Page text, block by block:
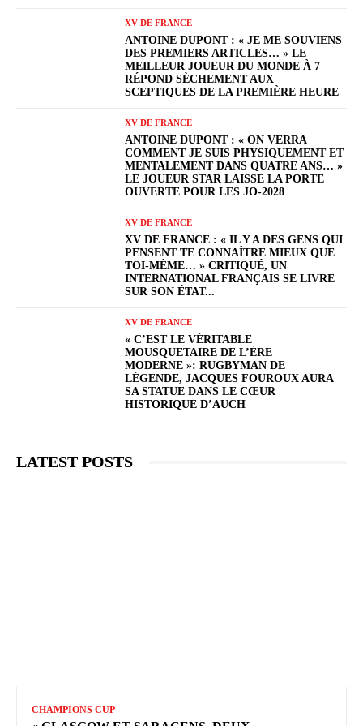
XV DE FRANCE
ANTOINE DUPONT : « JE ME SOUVIENS
DES PREMIERS ARTICLES… » LE
MEILLEUR JOUEUR DU MONDE À 7
RÉPOND SÈCHEMENT AUX
SCEPTIQUES DE LA PREMIÈRE HEURE
XV DE FRANCE
ANTOINE DUPONT : « ON VERRA
COMMENT JE SUIS PHYSIQUEMENT ET
MENTALEMENT DANS QUATRE ANS… »
LE JOUEUR STAR LAISSE LA PORTE
OUVERTE POUR LES JO-2028
XV DE FRANCE
XV DE FRANCE : « IL Y A DES GENS QUI
PENSENT TE CONNAÎTRE MIEUX QUE
TOI-MÊME… » CRITIQUÉ, UN
INTERNATIONAL FRANÇAIS SE LIVRE
SUR SON ÉTAT...
XV DE FRANCE
« C’EST LE VÉRITABLE
MOUSQUETAIRE DE L’ÈRE
MODERNE »: RUGBYMAN DE
LÉGENDE, JACQUES FOUROUX AURA
SA STATUE DANS LE CŒUR
HISTORIQUE D’AUCH
LATEST POSTS
CHAMPIONS CUP